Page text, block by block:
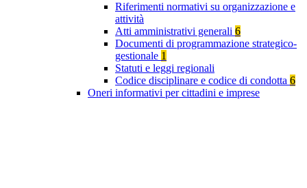
Riferimenti normativi su organizzazione e
attività
Atti amministrativi generali 6
Documenti di programmazione strategico-
gestionale 1
Statuti e leggi regionali
Codice disciplinare e codice di condotta 6
Oneri informativi per cittadini e imprese